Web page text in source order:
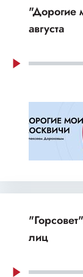
"Дорогие
августа
лиц